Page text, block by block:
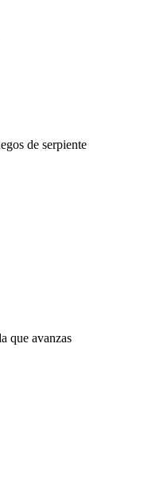
de serpiente
que avanzas